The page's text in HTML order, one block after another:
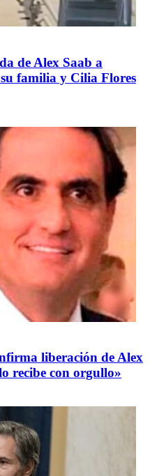
de Alex Saab a
familia y Cilia Flores
liberación de Alex
recibe con orgullo»